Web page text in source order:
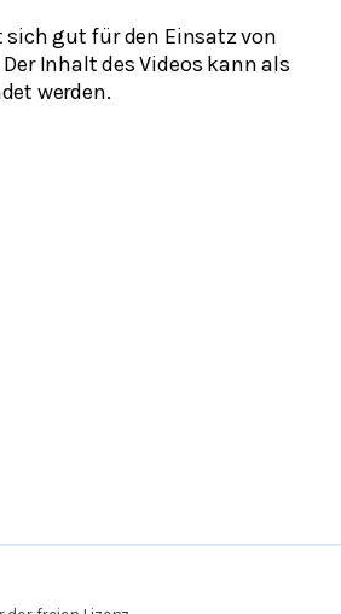
sich gut für den Einsatz von
Inhalt des Videos kann als
werden.